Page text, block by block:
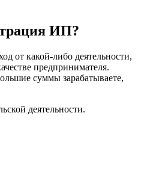
ИП?
от какой-либо деятельности,
предпринимателя.
суммы зарабатываете,
деятельности.